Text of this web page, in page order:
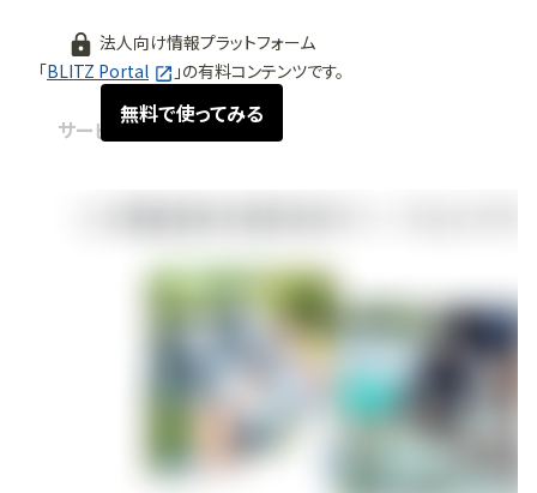
法人向け情報プラットフォーム
「BLITZ Portal 」の有料コンテンツです。
無料で使ってみる
サービス紹介